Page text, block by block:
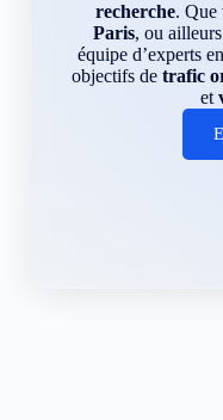
recherche. Que
Paris, ou
équipe d’experts en
objectifs detrafic
et